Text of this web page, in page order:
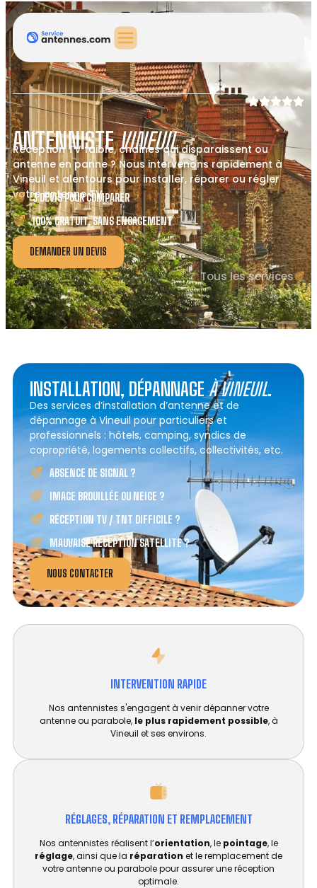
ANTENNISTEVINEUIL
Réception TV faible, chaînes qui disparaissent ou
antenne en panne ? Nous intervenons rapidement à
Vineuil et alentours pour installer, réparer ou régler
votre antenne TV.
3 DEVIS POUR COMPARER
100% GRATUIT, SANS ENGAGEMENT
DEMANDER UN DEVIS
Tous les services
INSTALLATION, DÉPANNAGEÀ VINEUIL.
Des services d’installation d’antenne et de
dépannage à Vineuil pour particuliers et
professionnels : hôtels, camping, syndics de
copropriété, logements collectifs, collectivités, etc.
ABSENCE DE SIGNAL ?
IMAGE BROUILLÉE OU NEIGE ?
RÉCEPTION TV / TNT DIFFICILE ?
MAUVAISE RÉCEPTION SATELLITE ?
NOUS CONTACTER
INTERVENTION RAPIDE
Nos antennistes s'engagent à venir dépanner votre
antenne ou parabole, le plus rapidement possible, à
Vineuil et ses environs.
RÉGLAGES, RÉPARATION ET REMPLACEMENT​
Nos antennistes réalisent l’orientation, le pointage, le
réglage, ainsi que la réparation et le remplacement de
votre antenne ou parabole pour assurer une réception
optimale.